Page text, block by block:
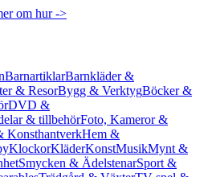
om hur ->
BarnartiklarBarnkläder &
& ResorBygg & VerktygBöcker &
DVD &
& tillbehörFoto, Kameror &
KonsthantverkHem &
KlockorKläderKonstMusikMynt &
Smycken & ÄdelstenarSport &